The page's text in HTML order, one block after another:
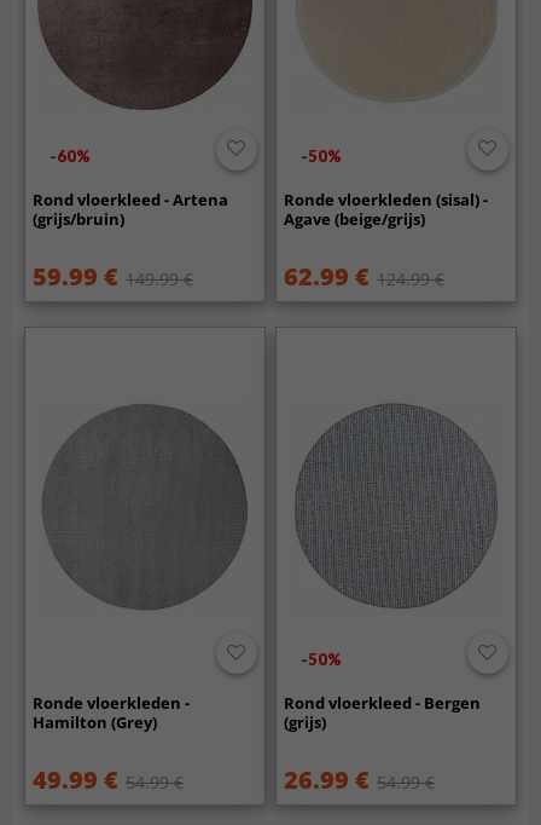
-60%
Rond vloerkleed - Artena
(grijs/bruin)
59.99 € 149.99 €
-50%
Ronde vloerkleden (sisal) -
Agave (beige/grijs)
62.99 € 124.99 €
Ronde vloerkleden -
Hamilton (Grey)
49.99 € 54.99 €
-50%
Rond vloerkleed - Bergen
(grijs)
26.99 € 54.99 €